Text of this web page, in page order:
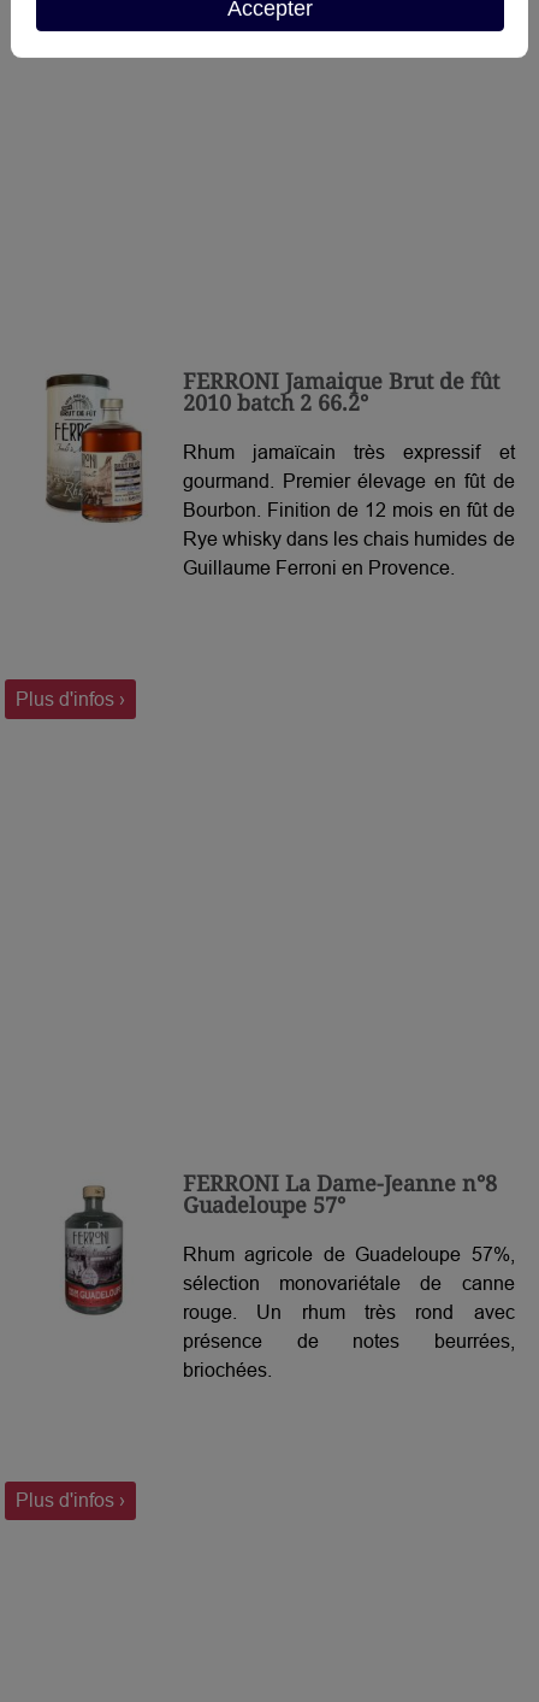
FERRONI Jamaique Brut de fût
2010 batch 2 66.2°
Rhum jamaïcain très expressif et
gourmand. Premier élevage en fût de
Bourbon. Finition de 12 mois en fût de
Rye whisky dans les chais humides de
Guillaume Ferroni en Provence.
Plus d'infos ›
FERRONI La Dame-Jeanne n°8
Guadeloupe 57°
Rhum agricole de Guadeloupe 57%,
sélection monovariétale de canne
rouge. Un rhum très rond avec
présence de notes beurrées,
briochées.
Plus d'infos ›
Accepter